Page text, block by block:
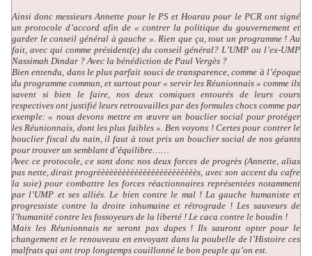
Ainsi donc messieurs Annette pour le PS et Hoarau pour le PCR ont signé
un protocole d’accord afin de « contrer la politique du gouvernement et
garder le conseil général à gauche ». Rien que ça, tout un programme ! Au
fait, avec qui comme président(e) du conseil général? L’UMP ou l’ex-UMP
Nassimah Dindar ? Avec la bénédiction de Paul Vergès ?
Bien entendu, dans le plus parfait souci de transparence, comme à l’époque
du programme commun, et surtout pour « servir les Réunionnais » comme ils
savent si bien le faire, nos deux comiques entourés de leurs cours
respectives ont justifié leurs retrouvailles par des formules chocs comme par
exemple: « nous devons mettre en œuvre un bouclier social pour protéger
les Réunionnais, dont les plus faibles ». Ben voyons ! Certes pour contrer le
bouclier fiscal du nain, il faut à tout prix un bouclier social de nos géants
pour trouver un semblant d’équilibre……
Avec ce protocole, ce sont donc nos deux forces de progrès (Annette, alias
pas nette, dirait progrèèèèèèèèèèèèèèèèèèèèèèèès, avec son accent du cafre
la soie) pour combattre les forces réactionnaires représentées notamment
par l’UMP et ses alliés. Le bien contre le mal ! La gauche humaniste et
progressiste contre la droite inhumaine et rétrograde ! Les sauveurs de
l’humanité contre les fossoyeurs de la liberté ! Le caca contre le boudin !
Mais les Réunionnais ne seront pas dupes ! Ils sauront opter pour le
changement et le renouveau en envoyant dans la poubelle de l’Histoire ces
malfrats qui ont trop longtemps couillonné le bon peuple qu’on est.